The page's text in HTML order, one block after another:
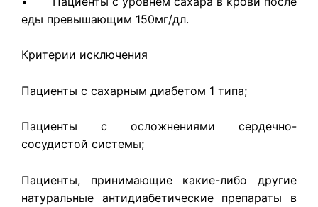
еды превышающим 150мг/дл.
Критерии исключения
Пациенты с сахарным диабетом 1 типа;
Пациенты с осложнениями сердечно-
сосудистой системы;
Пациенты, принимающие какие-либо другие
натуральные анти­диабетические препараты в